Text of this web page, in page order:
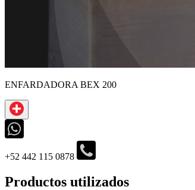
ENFARDADORA BEX 200
‪+52 442 115 0878‬
Productos utilizados